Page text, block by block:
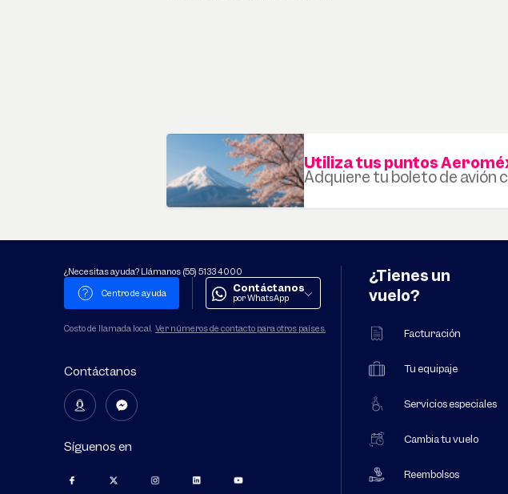
Utiliza tus puntos
Adquiere tu boleto de avión
¿Necesitas ayuda? Llámanos (55) 5133 4000
Centro de ayuda
Contáctanos
por WhatsApp
Costo de llamada local. Ver números de contacto para otros paí­ses.
Contáctanos
Síguenos en
¿Tienes un
vuelo?
Facturación
Tu equipaje
Servicios especiales
Cambia tu vuelo
Reembolsos